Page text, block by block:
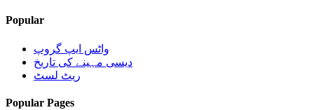
Popular
واٹس ایپ گروپ
دیسی مہینے کی تاریخ
ریٹ لسٹ
Popular Pages